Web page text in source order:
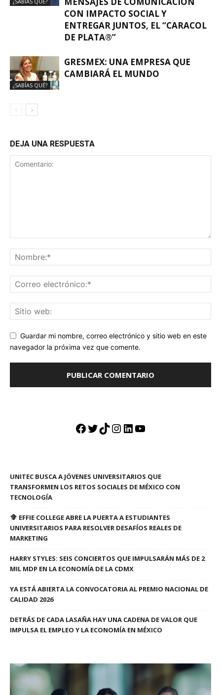
CON IMPACTO SOCIAL Y
ENTREGAR JUNTOS, EL “CARACOL
DE PLATA®”
¿SABÍAS QUÉ?
GRESMEX: UNA EMPRESA QUE
CAMBIARÁ EL MUNDO
DEJA UNA RESPUESTA
Guardar mi nombre, correo electrónico y sitio web en este
navegador la próxima vez que comente.
Facebook
Twitter
TikTok
Instagram
LinkedIn
YouTube
UNITEC BUSCA A JÓVENES UNIVERSITARIOS QUE
TRANSFORMEN LOS RETOS SOCIALES DE MÉXICO CON
TECNOLOGÍA
EFFIE COLLEGE ABRE LA PUERTA A ESTUDIANTES
UNIVERSITARIOS PARA RESOLVER DESAFÍOS REALES DE
MARKETING
HARRY STYLES: SEIS CONCIERTOS QUE IMPULSARÁN MÁS DE 2
MIL MDP EN LA ECONOMÍA DE LA CDMX
YA ESTÁ ABIERTA LA CONVOCATORIA AL PREMIO NACIONAL DE
CALIDAD 2026
DETRÁS DE CADA LASAÑA HAY UNA CADENA DE VALOR QUE
IMPULSA EL EMPLEO Y LA ECONOMÍA EN MÉXICO